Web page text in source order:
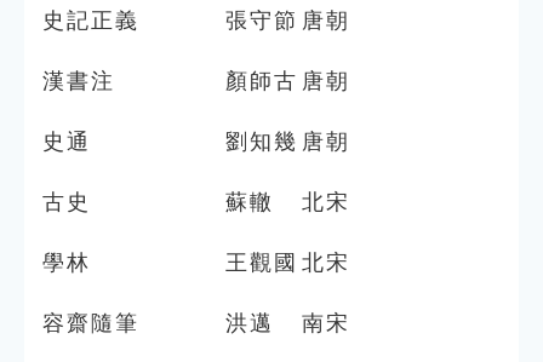
史記正義 張守節 唐朝
漢書注 顏師古 唐朝
史通 劉知幾 唐朝
古史 蘇轍 北宋
學林 王觀國 北宋
容齋隨筆 洪邁 南宋